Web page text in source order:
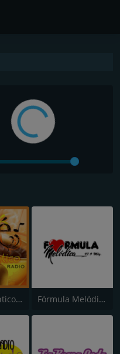
Café Romántico Radio Fórmula Melódica